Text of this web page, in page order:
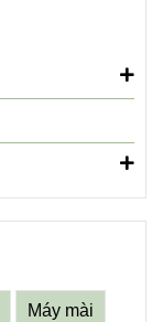
Máy mài